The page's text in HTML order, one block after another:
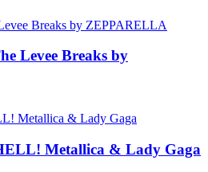
Levee Breaks by
Metallica & Lady Gaga